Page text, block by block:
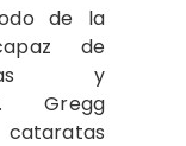
de la
de
y
Gregg